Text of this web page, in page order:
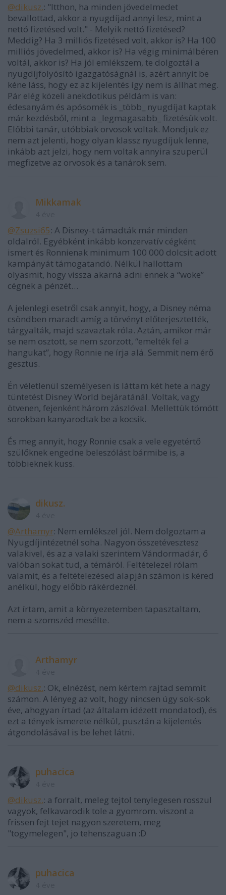
@dikusz.: "Itthon, ha minden jövedelmedet
bevallottad, akkor a nyugdíjad annyi lesz, mint a
nettó fizetésed volt." - Melyik nettó fizetésed?
Meddig? Ha 3 milliós fizetésed volt, akkor is? Ha 100
milliós jövedelmed, akkor is? Ha végig minimálbéren
voltál, akkor is? Ha jól emlékszem, te dolgoztál a
nyugdíjfolyósító igazgatóságnál is, azért annyit be
kéne láss, hogy ez az kijelentés így nem is állhat meg.
Pár elég közeli anekdotikus példám is van:
édesanyám és apósomék is _több_ nyugdíjat kaptak
már kezdésből, mint a _legmagasabb_ fizetésük volt.
Előbbi tanár, utóbbiak orvosok voltak. Mondjuk ez
nem azt jelenti, hogy olyan klassz nyugdíjuk lenne,
inkább azt jelzi, hogy nem voltak annyira szuperül
megfizetve az orvosok és a tanárok sem.
Mikkamak
@Zsuzsi65: A Disney-t támadták már minden
oldalról. Egyébként inkább konzervatív cégként
ismert és Ronnienak minimum 100 000 dolcsit adott
kampányát támogatandó. Nélkül hallottam
olyasmit, hogy vissza akarná adni ennek a “woke”
cégnek a pénzét…
A jelenlegi esetről csak annyit, hogy, a Disney néma
csöndben maradt amíg a törvényt előterjesztették,
tárgyalták, majd szavaztak róla. Aztán, amikor már
se nem osztott, se nem szorzott, “emelték fel a
hangukat”, hogy Ronnie ne írja alá. Semmit nem érő
gesztus.
Én véletlenül személyesen is láttam két hete a nagy
tüntetést Disney World bejáratánál. Voltak, vagy
ötvenen, fejenként három zászlóval. Mellettük tömött
sorokban kanyarodtak be a kocsik.
És meg annyit, hogy Ronnie csak a vele egyetértő
szülőknek engedne beleszólást bármibe is, a
többieknek kuss.
dikusz.
@Arthamyr: Nem emlékszel jól. Nem dolgoztam a
Nyugdíjintézetnél soha. Nagyon összetévesztesz
valakivel, és az a valaki szerintem Vándormadár, ő
valóban sokat tud, a témáról. Feltételezel rólam
valamit, és a feltételezésed alapján számon is kéred
anélkül, hogy előbb rákérdeznél.
Azt írtam, amit a környezetemben tapasztaltam,
nem a szomszéd mesélte.
Arthamyr
@dikusz.: Ok, elnézést, nem kértem rajtad semmit
számon. A lényeg az volt, hogy nincsen úgy sok-sok
éve, ahogyan írtad (az általam idézett mondatod), és
ezt a tények ismerete nélkül, pusztán a kijelentés
átgondolásával is be lehet látni.
puhacica
@dikusz.: a forralt, meleg tejtol tenylegesen rosszul
vagyok, felkavarodik tole a gyomrom. viszont a
frissen fejt tejet nagyon szeretem, meg
"togymelegen", jo tehenszaguan :D
puhacica